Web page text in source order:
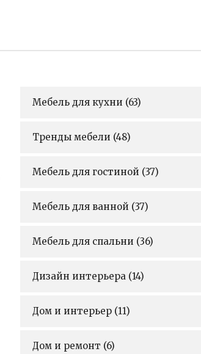
Мебель для кухни (63)
Тренды мебели (48)
Мебель для гостиной (37)
Мебель для ванной (37)
Мебель для спальни (36)
Дизайн интерьера (14)
Дом и интерьер (11)
Дом и ремонт (6)